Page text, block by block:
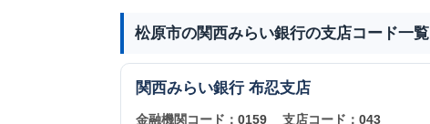
松原市の関西みらい銀行の支店コード一覧
関西みらい銀行 布忍支店
金融機関コード： 0159 支店コード： 043